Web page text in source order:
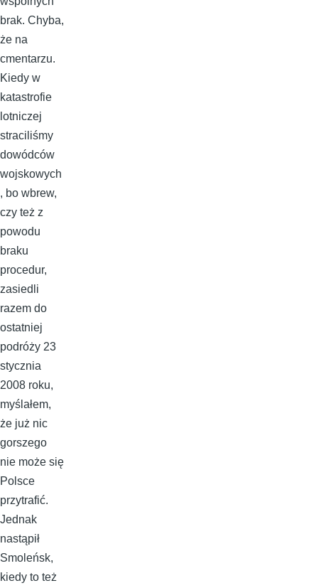
brak. Chyba,
że na
cmentarzu.
Kiedy w
katastrofie
lotniczej
straciliśmy
dowódców
wojskowych
, bo wbrew,
czy też z
powodu
braku
procedur,
zasiedli
razem do
ostatniej
podróży 23
stycznia
2008 roku,
myślałem,
że już nic
gorszego
nie może się
Polsce
przytrafić.
Jednak
nastąpił
Smoleńsk,
kiedy to też